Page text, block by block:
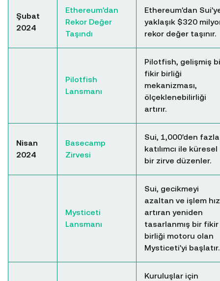
Şubat
2024
Ethereum'dan
Rekor Değer
Taşındı
Ethereum'dan
yaklaşık $320
rekor değer taşınır.
Pilotfish
Lansmanı
Pilotfish, gelişmiş
fikir birliği
mekanizması,
ölçeklenebilirliği
artırır.
Nisan
2024
Basecamp
Zirvesi
Sui, 1,000'den fazla
katılımcı ile küresel
bir zirve düzenler.
Mysticeti
Lansmanı
Sui, gecikmeyi
azaltan ve işlem
artıran yeniden
tasarlanmış bir fikir
birliği motoru olan
Mysticeti'yi başlatır.
Kuruluşlar için